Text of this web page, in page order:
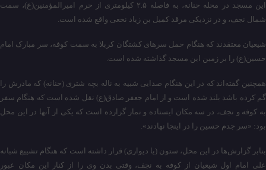
این مسجد در محله حنانه، به فاصله ۲.۵ کیلومتری از حرم امیرالمؤمنین(ع)، سمت
شمال نجف، و در نزدیکی مرقد کمیل بن زیاد نخعی واقع شده است.
شیعیان معتقدند که هنگام حمل سرهای کشتگان کربلا به سمت کوفه، سر مبارک امام
حسین(ع) را بر زمین این مسجد گذاشته شده است.
همچنین گفته‌اند که در این هنگام صدایی شبیه به ناله بچه شتری (حنانه) که مادرش را
گم کرده باشد بلند شده است و از امام جعفر صادق(ع) نقل شده است که هنگام سفر
به کوفه و نجف، در سه مکان ایستاده و نماز گزارده است که یکی از آنها در این محل
بود: «سر جدم حسین را در اینجا نهادند».
بنابر گزارش‌ها در این محل، ستون (یا دیواری) قرار داشته‌ است که هنگام تشییع شبانه
علی امام اول شیعیان از کوفه به نجف، وقتی بدن وی را از کنار این مکان عبور